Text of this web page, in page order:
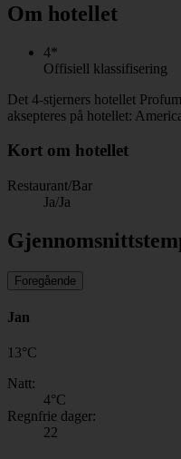
Om hotellet
4*
Offisiell klassifisering
Det 4-stjerners hotellet
aksepteres på hotellet:
Kort om hotellet
Restaurant/Bar
Ja/Ja
Foregående
Jan
13°C
Natt:
4°C
Regnfrie dager:
22